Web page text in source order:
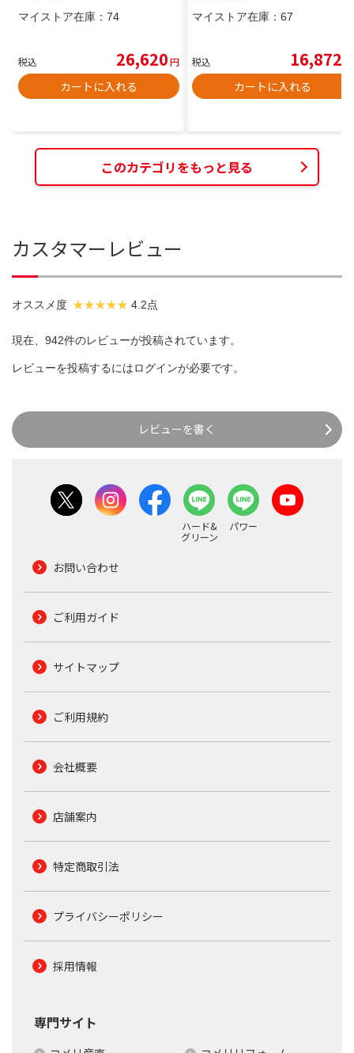
マイストア在庫： 74
税込 26,620円
カートに入れる
マイストア在庫： 67
税込 16,872
カートに入れる
このカテゴリをもっと見る
カスタマーレビュー
オススメ度 4.2点
現在、942件のレビューが投稿されています。
レビューを投稿するにはログインが必要です。
レビューを書く
ハード&
グリーン
パワー
お問い合わせ
ご利用ガイド
サイトマップ
ご利用規約
会社概要
店舗案内
特定商取引法
プライバシーポリシー
採用情報
専門サイト